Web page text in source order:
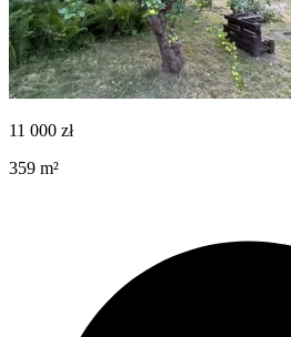
11 000 zł
359 m²